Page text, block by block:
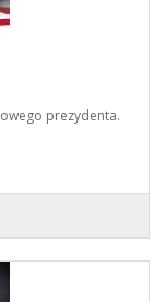
prezydenta.